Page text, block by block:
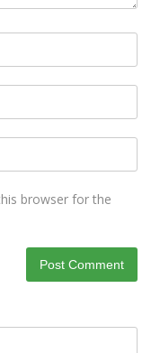
browser for the